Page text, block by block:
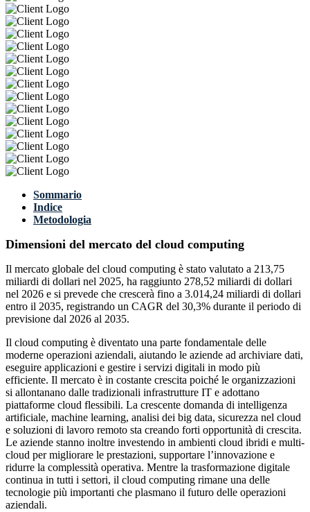
Sommario
Indice
Metodologia
Dimensioni del mercato del cloud computing
Il mercato globale del cloud computing è stato valutato a 213,75
miliardi di dollari nel 2025, ha raggiunto 278,52 miliardi di dollari
nel 2026 e si prevede che crescerà fino a 3.014,24 miliardi di dollari
entro il 2035, registrando un CAGR del 30,3% durante il periodo di
previsione dal 2026 al 2035.
Il cloud computing è diventato una parte fondamentale delle
moderne operazioni aziendali, aiutando le aziende ad archiviare dati,
eseguire applicazioni e gestire i servizi digitali in modo più
efficiente. Il mercato è in costante crescita poiché le organizzazioni
si allontanano dalle tradizionali infrastrutture IT e adottano
piattaforme cloud flessibili. La crescente domanda di intelligenza
artificiale, machine learning, analisi dei big data, sicurezza nel cloud
e soluzioni di lavoro remoto sta creando forti opportunità di crescita.
Le aziende stanno inoltre investendo in ambienti cloud ibridi e multi-
cloud per migliorare le prestazioni, supportare l’innovazione e
ridurre la complessità operativa. Mentre la trasformazione digitale
continua in tutti i settori, il cloud computing rimane una delle
tecnologie più importanti che plasmano il futuro delle operazioni
aziendali.